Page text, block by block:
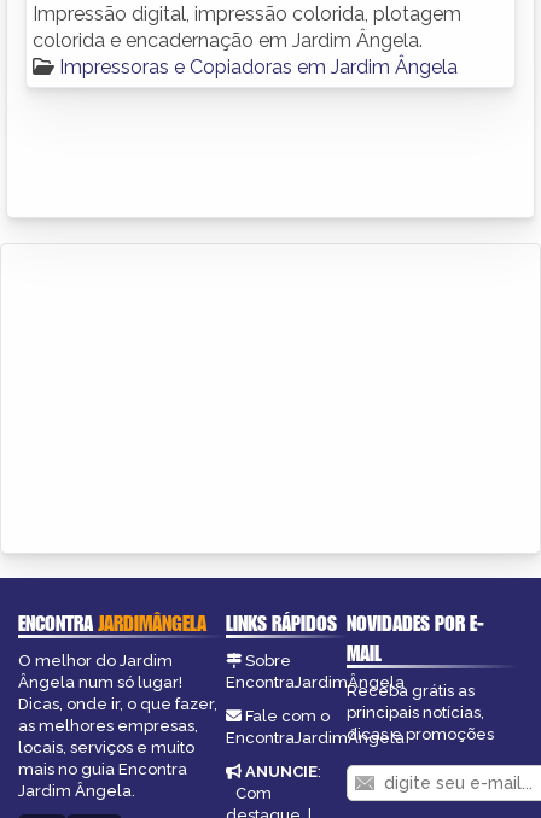
Impressão digital, impressão colorida, plotagem
colorida e encadernação em Jardim Ângela.
Impressoras e Copiadoras em Jardim Ângela
ENCONTRAJARDIMÂNGELA
O melhor do Jardim
Ângela num só lugar!
Dicas, onde ir, o que fazer,
as melhores empresas,
locais, serviços e muito
mais no guia Encontra
Jardim Ângela.
LINKS RÁPIDOS
Sobre
EncontraJardimÂngela
Fale com o
EncontraJardimÂngela
ANUNCIE:
Com
NOVIDADES POR E-
MAIL
Receba grátis as
principais notícias,
dicas e promoções